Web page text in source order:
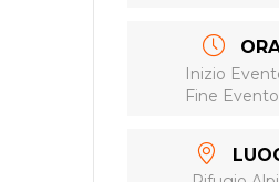
Inizio
Fine